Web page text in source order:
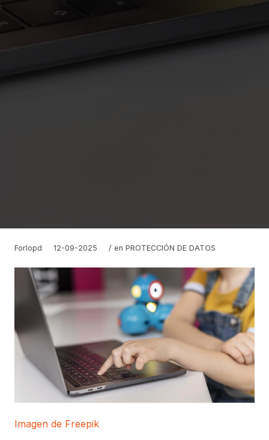
Forlopd 12-09-2025 / enPROTECCIÓN DE DATOS
Imagen de Freepik